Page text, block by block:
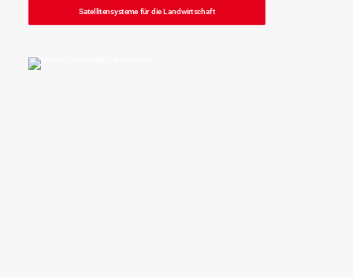
Satellitensysteme für die Landwirtschaft